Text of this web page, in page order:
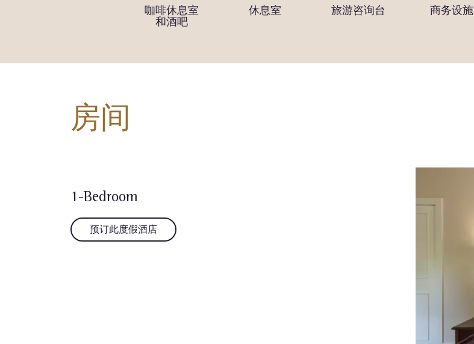
咖啡休息室
和酒吧
休息室 旅游咨询台 商务设施
房间
1-Bedroom
预订此度假酒店